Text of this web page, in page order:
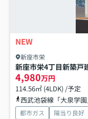
NEW
新座市栄
新座市栄4丁目新築戸
4,980万円
114.56㎡ (4LDK) /予定
西武池袋線「大泉学園」
都市ガス 陽当り良好